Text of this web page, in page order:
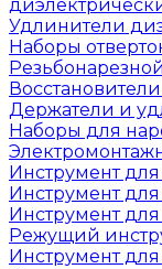
Удлинители
Наборы
Держатели и
Наборы для
Инструмент
Инструмент
Инструмент
Режущий
Инструмент